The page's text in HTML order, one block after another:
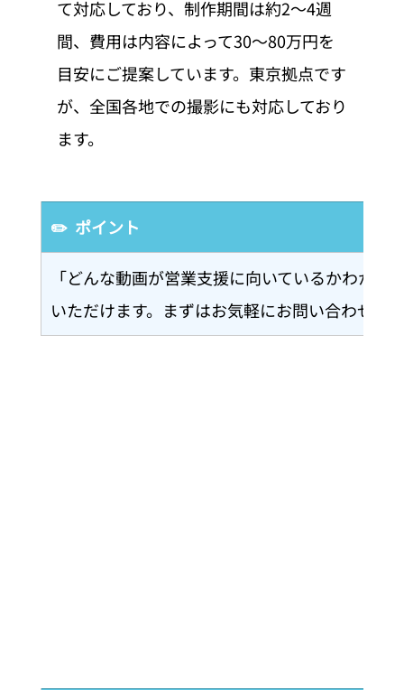
て対応しており、制作期間は約2〜4週
間、費用は内容によって30〜80万円を
目安にご提案しています。東京拠点です
が、全国各地での撮影にも対応しており
ます。
✏️  ポイント
「どんな動画が営業支援に向いているかわから
いただけます。まずはお気軽にお問い合わせく